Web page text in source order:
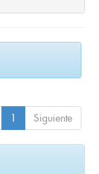
1 Siguiente